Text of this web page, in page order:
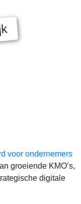
groeiende KMO’s,
digitale